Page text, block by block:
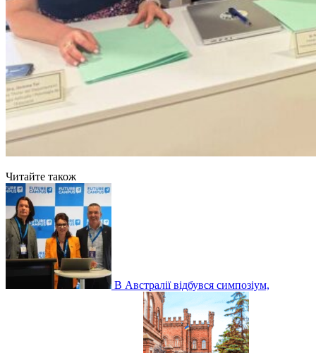
Читайте також
В Австралії відбувся симпозіум,